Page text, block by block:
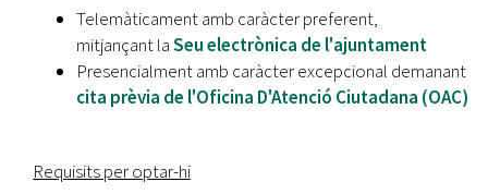
Telemàticament amb caràcter preferent,
mitjançant laSeu electrònica de l'ajuntament
Presencialment amb caràcter excepcional demanant
cita prèvia de l'Oficina D'Atenció Ciutadana (OAC)
Requisits per optar-hi